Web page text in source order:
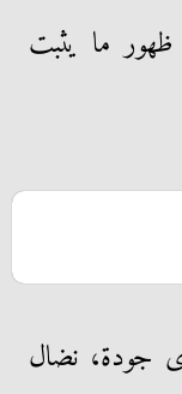
ما يثبت
جودة، نضال